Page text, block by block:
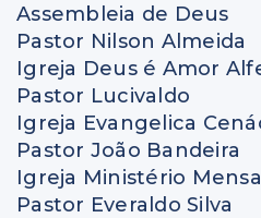
Assembleia de Deus
Pastor Nilson Almeida
Igreja Deus é Amor
Pastor Lucivaldo
Igreja Evangelica
Pastor João Bandeira
Igreja Ministério
Pastor Everaldo Silva